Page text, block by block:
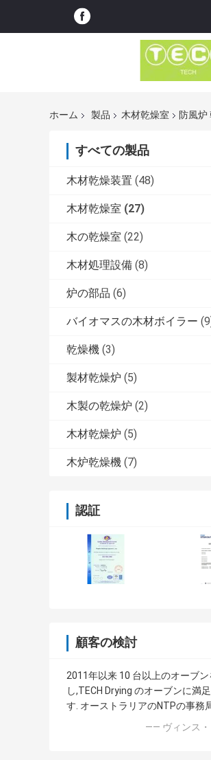
ホーム 製品 木材乾燥室 防風炉
すべての製品
木材乾燥装置 (48)
木材乾燥室 (27)
木の乾燥室 (22)
木材処理設備 (8)
炉の部品 (6)
バイオマスの木材ボイラー
乾燥機 (3)
製材乾燥炉 (5)
木製の乾燥炉 (2)
木材乾燥炉 (5)
木炉乾燥機 (7)
認証
顧客の検討
2011年以来 10 台以上のオーブ
し,TECH Drying のオーブンに満
す. オーストラリアのNTPの事務
—— ヴィンス・